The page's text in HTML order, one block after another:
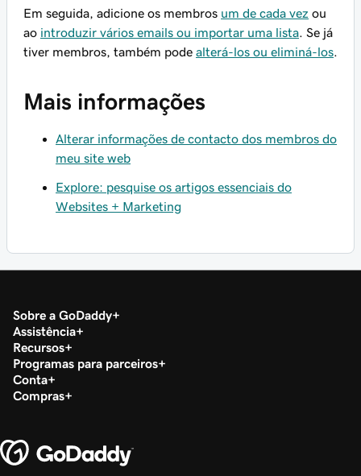
Em seguida, adicione os membros um de cada vez ou
ao introduzir vários emails ou importar uma lista . Se já
tiver membros, também pode alterá-los ou eliminá-los
Mais informações
Alterar informações de contacto dos membros do
meu site web
Explore: pesquise os artigos essenciais do
Websites + Marketing
Sobre a GoDaddy
Assistência
Recursos
Programas para parceiros
Conta
Compras